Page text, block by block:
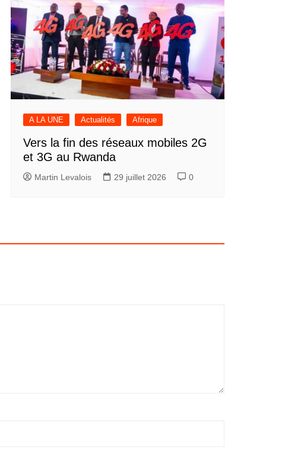
A LA UNE Actualités Afrique
Vers la fin des réseaux mobiles 2G
et 3G au Rwanda
Martin Levalois 29 juillet 2026 0